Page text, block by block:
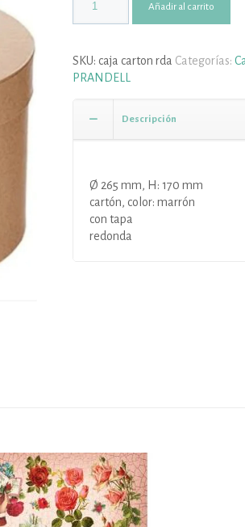
Añadir al carrito
SKU: caja carton rda Categorías:
PRANDELL
Descripción
Ø 265 mm, H: 170 mm
cartón, color: marrón
con tapa
redonda